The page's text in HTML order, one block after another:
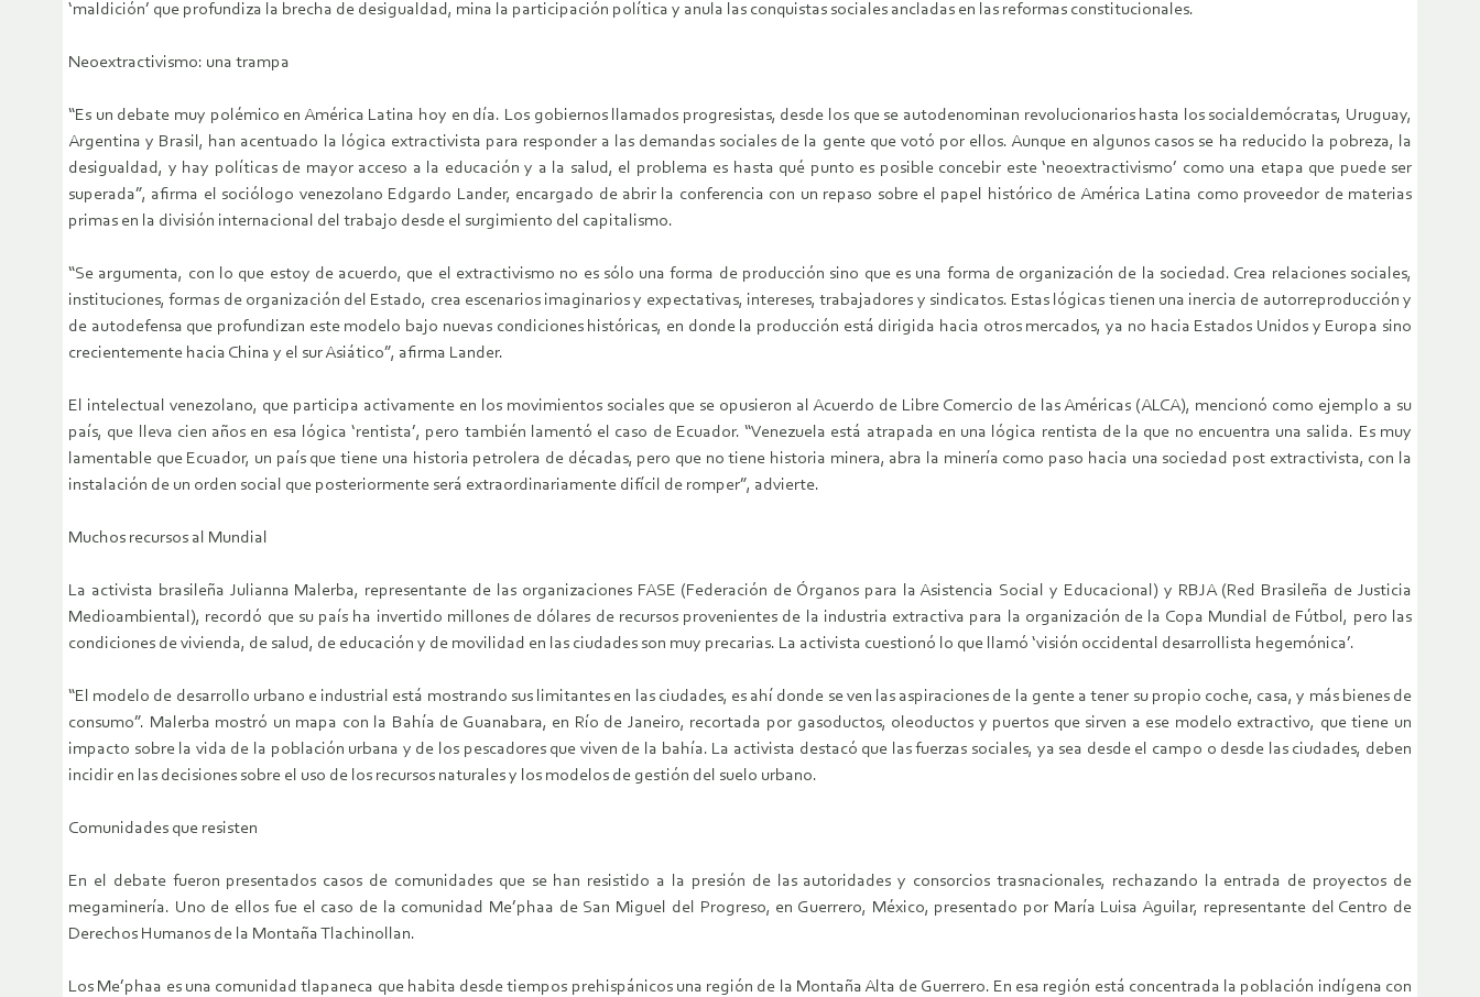
‘maldición’ que profundiza la brecha de desigualdad, mina la participación política y anula las conquistas sociales ancladas en las reformas constitucionales.
Neoextractivismo: una trampa
“Es un debate muy polémico en América Latina hoy en día. Los gobiernos llamados progresistas, desde los que se autodenominan revolucionarios hasta los socialdemócratas, Uruguay,
Argentina y Brasil, han acentuado la lógica extractivista para responder a las demandas sociales de la gente que votó por ellos. Aunque en algunos casos se ha reducido la pobreza, la
desigualdad, y hay políticas de mayor acceso a la educación y a la salud, el problema es hasta qué punto es posible concebir este ‘neoextractivismo’ como una etapa que puede ser
superada”, afirma el sociólogo venezolano Edgardo Lander, encargado de abrir la conferencia con un repaso sobre el papel histórico de América Latina como proveedor de materias
primas en la división internacional del trabajo desde el surgimiento del capitalismo.
“Se argumenta, con lo que estoy de acuerdo, que el extractivismo no es sólo una forma de producción sino que es una forma de organización de la sociedad. Crea relaciones sociales,
instituciones, formas de organización del Estado, crea escenarios imaginarios y expectativas, intereses, trabajadores y sindicatos. Estas lógicas tienen una inercia de autorreproducción y
de autodefensa que profundizan este modelo bajo nuevas condiciones históricas, en donde la producción está dirigida hacia otros mercados, ya no hacia Estados Unidos y Europa sino
crecientemente hacia China y el sur Asiático”, afirma Lander.
El intelectual venezolano, que participa activamente en los movimientos sociales que se opusieron al Acuerdo de Libre Comercio de las Américas (ALCA), mencionó como ejemplo a su
país, que lleva cien años en esa lógica ‘rentista’, pero también lamentó el caso de Ecuador. “Venezuela está atrapada en una lógica rentista de la que no encuentra una salida. Es muy
lamentable que Ecuador, un país que tiene una historia petrolera de décadas, pero que no tiene historia minera, abra la minería como paso hacia una sociedad post extractivista, con la
instalación de un orden social que posteriormente será extraordinariamente difícil de romper”, advierte.
Muchos recursos al Mundial
La activista brasileña Julianna Malerba, representante de las organizaciones FASE (Federación de Órganos para la Asistencia Social y Educacional) y RBJA (Red Brasileña de Justicia
Medioambiental), recordó que su país ha invertido millones de dólares de recursos provenientes de la industria extractiva para la organización de la Copa Mundial de Fútbol, pero las
condiciones de vivienda, de salud, de educación y de movilidad en las ciudades son muy precarias. La activista cuestionó lo que llamó ‘visión occidental desarrollista hegemónica’.
“El modelo de desarrollo urbano e industrial está mostrando sus limitantes en las ciudades, es ahí donde se ven las aspiraciones de la gente a tener su propio coche, casa, y más bienes de
consumo”. Malerba mostró un mapa con la Bahía de Guanabara, en Río de Janeiro, recortada por gasoductos, oleoductos y puertos que sirven a ese modelo extractivo, que tiene un
impacto sobre la vida de la población urbana y de los pescadores que viven de la bahía. La activista destacó que las fuerzas sociales, ya sea desde el campo o desde las ciudades, deben
incidir en las decisiones sobre el uso de los recursos naturales y los modelos de gestión del suelo urbano.
Comunidades que resisten
En el debate fueron presentados casos de comunidades que se han resistido a la presión de las autoridades y consorcios trasnacionales, rechazando la entrada de proyectos de
megaminería. Uno de ellos fue el caso de la comunidad Me’phaa de San Miguel del Progreso, en Guerrero, México, presentado por María Luisa Aguilar, representante del Centro de
Derechos Humanos de la Montaña Tlachinollan.
Los Me’phaa es una comunidad tlapaneca que habita desde tiempos prehispánicos una región de la Montaña Alta de Guerrero. En esa región está concentrada la población indígena con